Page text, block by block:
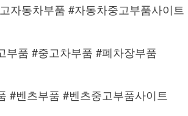
자동차부품 #자동차중고부품사이트
부품 #중고차부품 #폐차장부품
#벤츠부품 #벤츠중고부품사이트